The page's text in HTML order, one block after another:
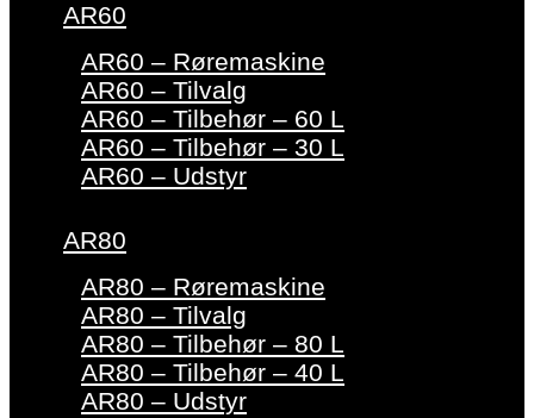
AR60
AR60 – Røremaskine
AR60 – Tilvalg
AR60 – Tilbehør – 60 L
AR60 – Tilbehør – 30 L
AR60 – Udstyr
AR80
AR80 – Røremaskine
AR80 – Tilvalg
AR80 – Tilbehør – 80 L
AR80 – Tilbehør – 40 L
AR80 – Udstyr